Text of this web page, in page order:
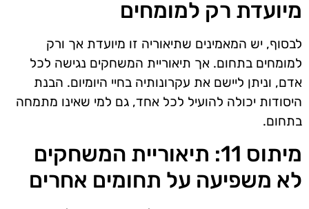
מיועדת רק למומחים
לבסוף, יש המאמינים שתיאוריה זו מיועדת אך ורק
למומחים בתחום. אך תיאוריית המשחקים נגישה לכל
אדם, וניתן ליישם את עקרונותיה בחיי היומיום. הבנת
היסודות יכולה להועיל לכל אחד, גם למי שאינו מתמחה
בתחום.
מיתוס 11: תיאוריית המשחקים
לא משפיעה על תחומים אחרים